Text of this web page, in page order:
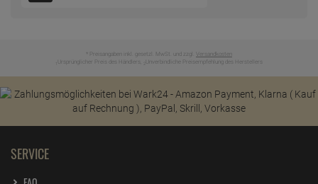
* Preisangaben inkl. gesetzl. MwSt. und zzgl. Versandkosten
Ursprünglicher Preis des Händlers, Unverbindliche Preisempfehlung des Herstellers
SERVICE